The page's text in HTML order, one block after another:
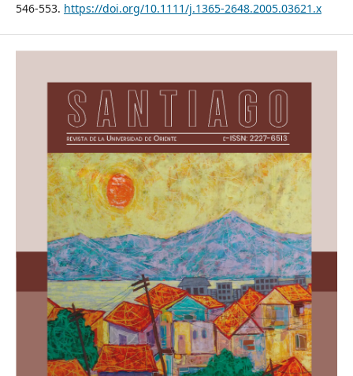
546-553. https://doi.org/10.1111/j.1365-2648.2005.03621.x